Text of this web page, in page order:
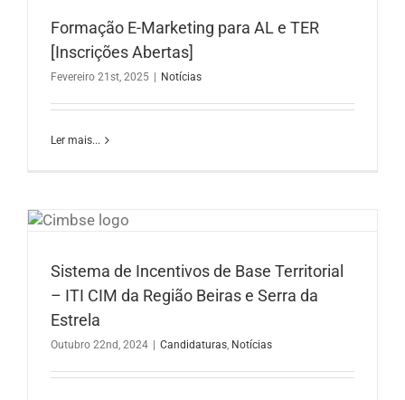
Formação E-Marketing para AL e TER
[Inscrições Abertas]
Fevereiro 21st, 2025 | Notícias
Ler mais...
Sistema de Incentivos de Base Territorial
– ITI CIM da Região Beiras e Serra da
Estrela
Outubro 22nd, 2024 | Candidaturas Notícias